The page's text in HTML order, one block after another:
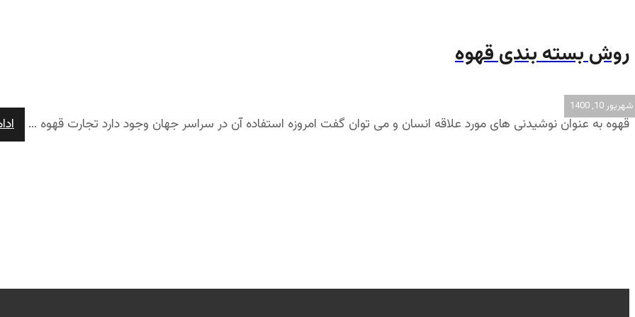
روش بسته بندی قهوه
شهریور 10, 1400
قهوه به عنوان نوشیدنی های مورد علاقه انسان و می توان گفت امروزه استفاده آن در سراسر جهان وجود دارد تجارت قهوه ...